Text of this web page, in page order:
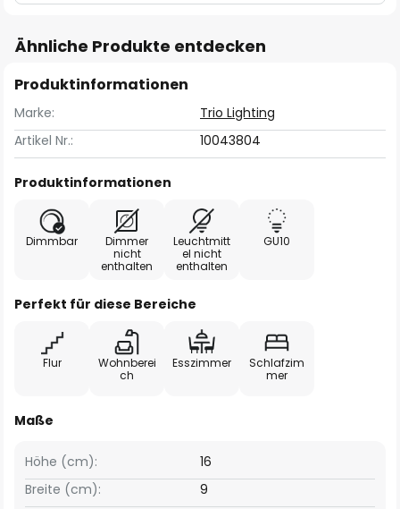
Ähnliche Produkte entdecken
Produktinformationen
Marke:
Trio Lighting
Artikel Nr.:
10043804
Produktinformationen
Dimmbar
Dimmer
nicht
enthalten
Leuchtmitt
el nicht
enthalten
GU10
Perfekt für diese Bereiche
Flur
Wohnberei
ch
Esszimmer
Schlafzim
mer
Maße
Breite (cm): 9
Höhe (cm): 16